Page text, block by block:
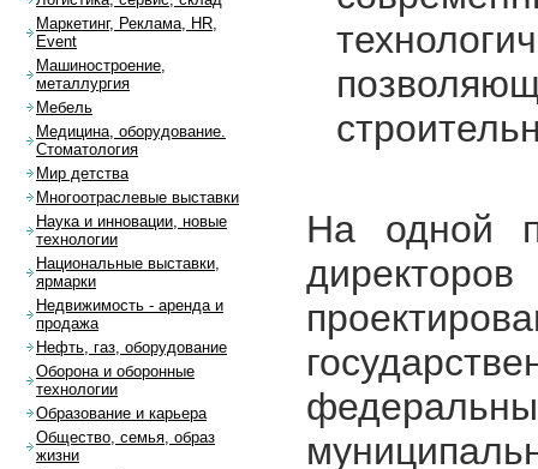
На одной
Маркетинг, Реклама, HR,
Event
Машиностроение,
металлургия
Мебель
Медицина, оборудование.
Стоматология
Мир детства
Многоотраслевые выставки
Наука и инновации, новые
технологии
Национальные выставки,
ярмарки
Недвижимость - аренда и
продажа
Нефть, газ, оборудование
Оборона и оборонные
технологии
Образование и карьера
Общество, семья, образ
жизни